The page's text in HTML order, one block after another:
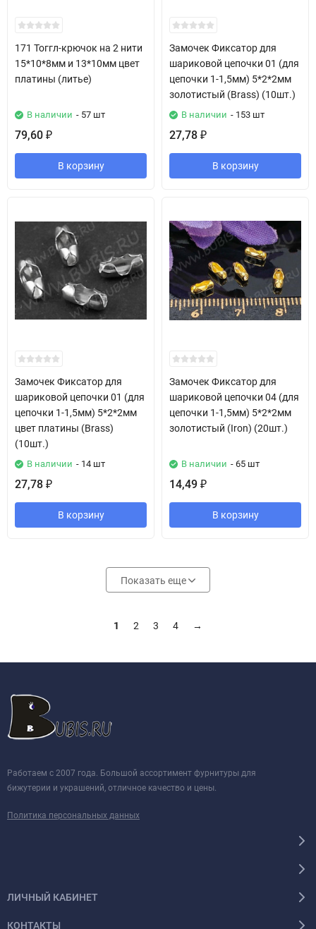
171 Тоггл-крючок на 2 нити
15*10*8мм и 13*10мм цвет
платины (литье)
В наличии - 57 шт
79,60 ₽
В корзину
Замочек Фиксатор для
шариковой цепочки 01 (для
цепочки 1-1,5мм) 5*2*2мм
золотистый (Brass) (10шт.)
В наличии - 153 шт
27,78 ₽
В корзину
Замочек Фиксатор для
шариковой цепочки 01 (для
цепочки 1-1,5мм) 5*2*2мм
цвет платины (Brass)
(10шт.)
В наличии - 14 шт
27,78 ₽
В корзину
Замочек Фиксатор для
шариковой цепочки 04 (для
цепочки 1-1,5мм) 5*2*2мм
золотистый (Iron) (20шт.)
В наличии - 65 шт
14,49 ₽
В корзину
Показать еще
1 2 3 4 →
Работаем с 2007 года. Большой ассортимент фурнитуры для
бижутерии и украшений, отличное качество и цены.
Политика персональных данных
ЛИЧНЫЙ КАБИНЕТ
КОНТАКТЫ